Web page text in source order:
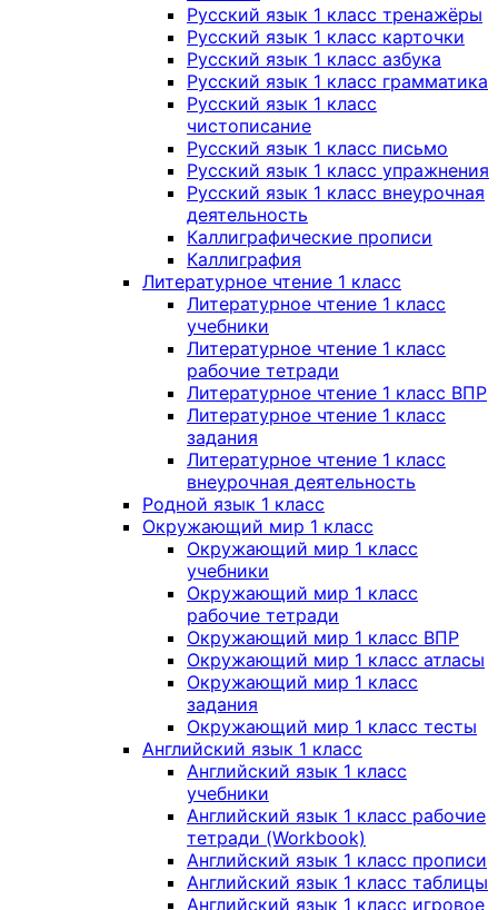
Русский язык 1 класс тренажёры
Русский язык 1 класс карточки
Русский язык 1 класс азбука
Русский язык 1 класс грамматика
Русский язык 1 класс
чистописание
Русский язык 1 класс письмо
Русский язык 1 класс упражнения
Русский язык 1 класс внеурочная
деятельность
Каллиграфические прописи
Каллиграфия
Литературное чтение 1 класс
Литературное чтение 1 класс
учебники
Литературное чтение 1 класс
рабочие тетради
Литературное чтение 1 класс ВПР
Литературное чтение 1 класс
задания
Литературное чтение 1 класс
внеурочная деятельность
Родной язык 1 класс
Окружающий мир 1 класс
Окружающий мир 1 класс
учебники
Окружающий мир 1 класс
рабочие тетради
Окружающий мир 1 класс ВПР
Окружающий мир 1 класс атласы
Окружающий мир 1 класс
задания
Окружающий мир 1 класс тесты
Английский язык 1 класс
Английский язык 1 класс
учебники
Английский язык 1 класс рабочие
тетради (Workbook)
Английский язык 1 класс прописи
Английский язык 1 класс таблицы
Английский язык 1 класс игровое